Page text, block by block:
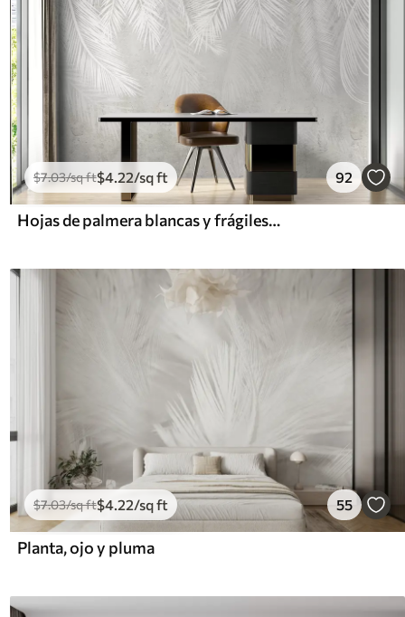
$7.03/sq ft$4.22/sq ft 92
Hojas de palmera blancas y frágiles con textura grunge
$7.03/sq ft$4.22/sq ft 55
Planta, ojo y pluma